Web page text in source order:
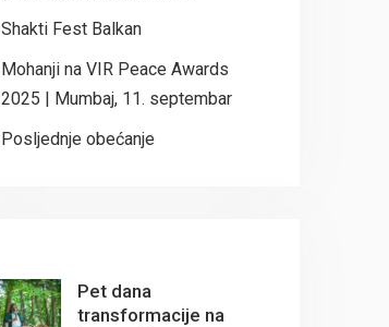
Shakti Fest Balkan
Mohanji na VIR Peace Awards
2025 | Mumbaj, 11. septembar
Posljednje obećanje
Pet dana
transformacije na